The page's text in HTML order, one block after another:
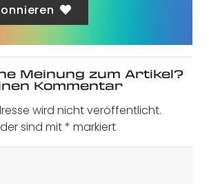
Meinung zum Artikel?
Kommentar
wird nicht veröffentlicht.
sind mit* markiert